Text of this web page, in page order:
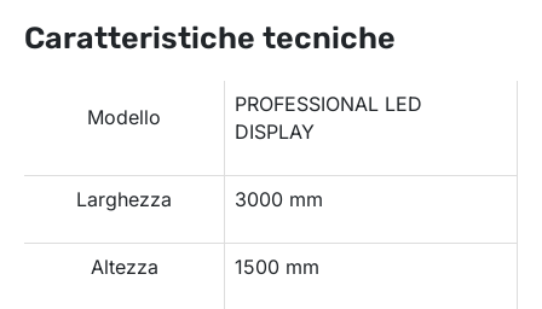
Caratteristiche tecniche
Modello
PROFESSIONAL LED
DISPLAY
Larghezza 3000 mm
Altezza 1500 mm